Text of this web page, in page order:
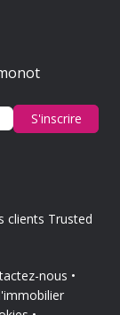
S'inscrire
clients Trusted
nous